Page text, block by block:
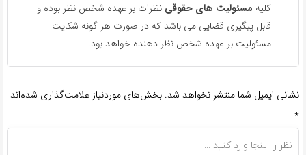
کلیه مسئولیت های حقوقی نظرات بر عهده شخص نظر بوده و
قابل پیگیری قضایی می باشد که در صورت هر گونه شکایت
مسئولیت بر عهده شخص نظر دهنده خواهد بود.
نشانی ایمیل شما منتشر نخواهد شد. بخش‌های موردنیاز علامت‌گذاری شده‌اند
*